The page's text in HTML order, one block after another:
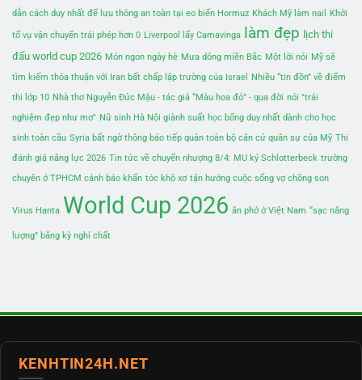
dẫn cách duy nhất để lưu thông an toàn tại eo biển Hormuz Khách Mỹ làm nail Khởi
tố vụ vận chuyển trái phép hơn 0 Liverpool lấy Camavinga làm đẹp lịch thi
đấu world cup 2026 Món ngon ngày hè Mưa dông miền Bắc Một lời nói Mỹ sẽ
tìm kiếm thỏa thuận với Iran bất chấp lập trường của Israel
Nhiều “tin đồn” về điểm
thi lớp 10 Nhà thơ Nguyễn Đức Mậu - tác giả “Màu hoa đỏ” - qua đời nói "trải
nghiệm đẹp như mơ" Nữ sinh Hà Nội giành suất học bổng duy nhất dành cho học
sinh toàn cầu Syria bất ngờ thông báo tiếp quản toàn bộ căn cứ quân sự của Mỹ Thi
đánh giá năng lực 2026 Tin tức về chuyển nhượng 8/4: MU ký Schlotterbeck trường
chuyên ở TPHCM cảnh báo khẩn tóc khô xơ tận hưởng cuộc sống vợ chồng son
Virus Hanta World Cup 2026 ăn phở ở Việt Nam “sạc năng
lượng” bằng kỳ nghỉ chất
KENHTIN24H.NET